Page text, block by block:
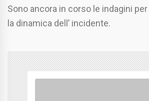
Sono ancora in corso le indagini
la dinamica dell’ incidente.